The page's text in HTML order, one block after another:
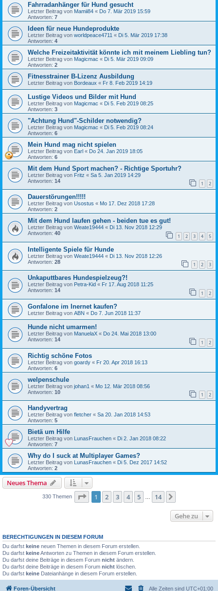
Fahrradanhänger für Hund gesucht
Letzter Beitrag von Mamii84 « Do 7. Mär 2019 15:59
Antworten: 7
Ideen für neue Hundeprodukte
Letzter Beitrag von worldpeace4711 « Di 5. Mär 2019 17:38
Antworten: 4
Welche Freizeitaktivität könnte ich mit meinem Liebling tun?
Letzter Beitrag von Magicmac « Di 5. Mär 2019 09:09
Antworten: 2
Fitnesstrainer B-Lizenz Ausbildung
Letzter Beitrag von Bordeaux « Fr 8. Feb 2019 14:19
Lustige Videos und Bilder mit Hund
Letzter Beitrag von Magicmac « Di 5. Feb 2019 08:25
Antworten: 3
"Achtung Hund"-Schilder notwendig?
Letzter Beitrag von Magicmac « Di 5. Feb 2019 08:24
Antworten: 6
Mein Hund mag nicht spielen
Letzter Beitrag von Earl « Do 24. Jan 2019 18:05
Antworten: 6
Mit dem Hund Sport machen? - Richtige Sportuhr?
Letzter Beitrag von Fritz « Sa 5. Jan 2019 14:29
Antworten: 14 1 2
Dauerstörungen!!!!!
Letzter Beitrag von Usostus « Mo 17. Dez 2018 17:28
Antworten: 2
Mit dem Hund laufen gehen - beiden tue es gut!
Letzter Beitrag von Weate19444 « Di 13. Nov 2018 12:29
Antworten: 40 1 2 3 4 5
Intelligente Spiele für Hunde
Letzter Beitrag von Weate19444 « Di 13. Nov 2018 12:26
Antworten: 28 1 2 3
Unkaputtbares Hundespielzeug?!
Letzter Beitrag von Petra-Kid « Fr 17. Aug 2018 11:25
Antworten: 14 1 2
Gonfalone im Inernet kaufen?
Letzter Beitrag von ABN « Do 7. Jun 2018 11:37
Hunde nicht umarmen!
Letzter Beitrag von ManuelaX « Do 24. Mai 2018 13:00
Antworten: 14 1 2
Richtig schöne Fotos
Letzter Beitrag von goardy « Fr 20. Apr 2018 16:13
Antworten: 6
welpenschule
Letzter Beitrag von johan1 « Mo 12. Mär 2018 08:56
Antworten: 10 1 2
Handyvertrag
Letzter Beitrag von fletcher « Sa 20. Jan 2018 14:53
Antworten: 5
Bietä um Hilfe
Letzter Beitrag von LunasFrauchen « Di 2. Jan 2018 08:22
Antworten: 7
Why do I suck at Multiplayer Games?
Letzter Beitrag von LunasFrauchen « Di 5. Dez 2017 14:52
Antworten: 2
Neues Thema
330 Themen Seite 1von 14
1 2 3 4 5 … 14
Gehe zu
BERECHTIGUNGEN IN DIESEM FORUM
Du darfst keine neuen Themen in diesem Forum erstellen.
Du darfst keineAntworten zu Themen in diesem Forum erstellen.
Du darfst deine Beiträge in diesem Forum nicht ändern.
Du darfst deine Beiträge in diesem Forum nicht löschen.
Du darfst keine Dateianhänge in diesem Forum erstellen.
Foren-Übersicht Alle Zeiten sind UTC+01:00